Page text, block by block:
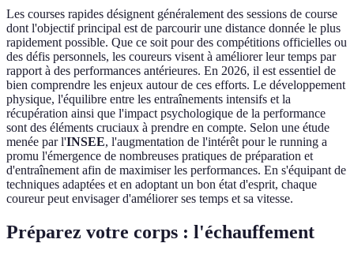
Les courses rapides désignent généralement des sessions de course
dont l'objectif principal est de parcourir une distance donnée le plus
rapidement possible. Que ce soit pour des compétitions officielles ou
des défis personnels, les coureurs visent à améliorer leur temps par
rapport à des performances antérieures. En 2026, il est essentiel de
bien comprendre les enjeux autour de ces efforts. Le développement
physique, l'équilibre entre les entraînements intensifs et la
récupération ainsi que l'impact psychologique de la performance
sont des éléments cruciaux à prendre en compte. Selon une étude
menée par l'INSEE, l'augmentation de l'intérêt pour le running a
promu l'émergence de nombreuses pratiques de préparation et
d'entraînement afin de maximiser les performances. En s'équipant de
techniques adaptées et en adoptant un bon état d'esprit, chaque
coureur peut envisager d'améliorer ses temps et sa vitesse.
Préparez votre corps : l'échauffement